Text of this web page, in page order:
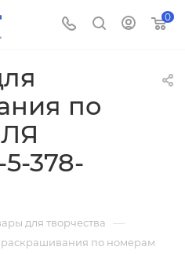
0
по
378-
для творчества —
по номерам